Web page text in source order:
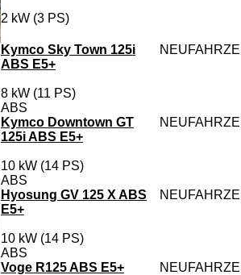
2 kW (3 PS)
Kymco Sky Town 125i
ABS E5+
8 kW (11 PS)
ABS
Kymco Downtown GT
125i ABS E5+
10 kW (14 PS)
ABS
Hyosung GV 125 X ABS
E5+
10 kW (14 PS)
ABS
Voge R125 ABS E5+